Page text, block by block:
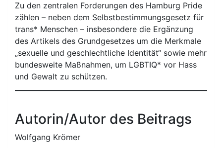
Zu den zentralen Forderungen des Hamburg Pride
zählen – neben dem Selbstbestimmungsgesetz für
trans* Menschen – insbesondere die Ergänzung
des Artikels des Grundgesetzes um die Merkmale
„sexuelle und geschlechtliche Identität“ sowie mehr
bundesweite Maßnahmen, um LGBTIQ* vor Hass
und Gewalt zu schützen.
Autorin/Autor des Beitrags
Wolfgang Krömer